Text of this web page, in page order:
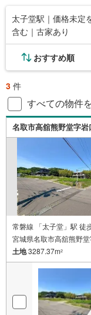
太子堂駅｜価格未定
含む｜古家あり
おすすめ順
3 件
すべての物件
名取市高舘熊野堂字岩
常磐線 「太子堂」駅 徒
宮城県名取市高舘熊野
土地3287.37m2